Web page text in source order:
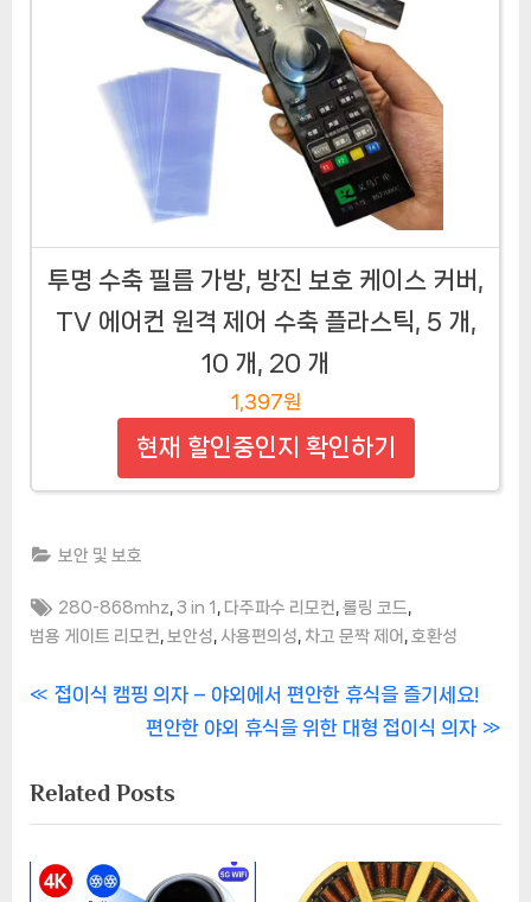
투명 수축 필름 가방, 방진 보호 케이스 커버,
TV 에어컨 원격 제어 수축 플라스틱, 5 개,
10 개, 20 개
1,397원
현재 할인중인지 확인하기
보안 및 보호
Tags:
280-868mhz ,3 in 1 다주파수 리모컨 ,롤링 코드
범용 게이트 리모컨 보안성 사용편의성 차고 문짝 제어 호환성
글
색
P
v
i
o
u
접이식 캠핑 의자 – 야외에서 편안한 휴식을 즐기세요!
N
x
t
o
편안한 야외 휴식을 위한 대형 접이식 의자
Related Posts